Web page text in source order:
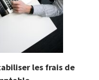
les frais de